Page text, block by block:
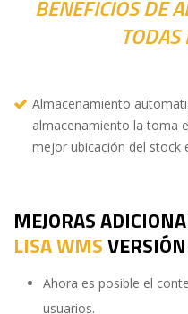
BENEFICIOS DE
Almacenamiento
almacenamiento la toma
mejor ubicación del stock
MEJORAS
LISA WMS
Ahora es posible el
usuarios.